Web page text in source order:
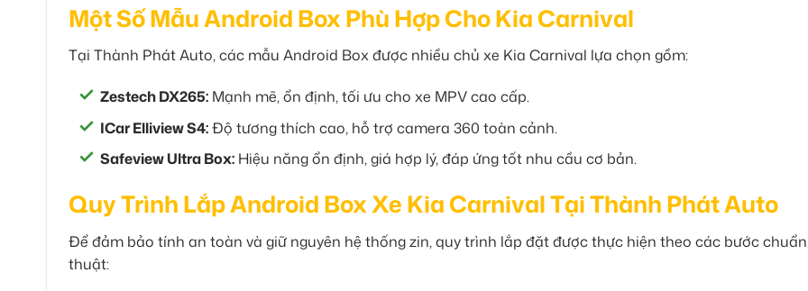
Một Số Mẫu Android Box Phù Hợp Cho Kia Carnival
Tại Thành Phát Auto, các mẫu Android Box được nhiều chủ xe Kia Carnival lựa chọn gồm:
Zestech DX265: Mạnh mẽ, ổn định, tối ưu cho xe MPV cao cấp.
ICar Elliview S4:Độ tương thích cao, hỗ trợ camera 360 toàn cảnh.
Safeview Ultra Box: Hiệu năng ổn định, giá hợp lý, đáp ứng tốt nhu cầu cơ bản.
Quy Trình Lắp Android Box Xe Kia Carnival Tại Thành Phát Auto
Để đảm bảo tính an toàn và giữ nguyên hệ thống zin, quy trình lắp đặt được thực hiện theo các bước
thuật: